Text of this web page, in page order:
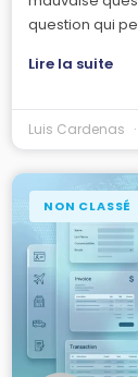
question qui
Lire la suite
Luis Cardenas
NON CLASSÉ